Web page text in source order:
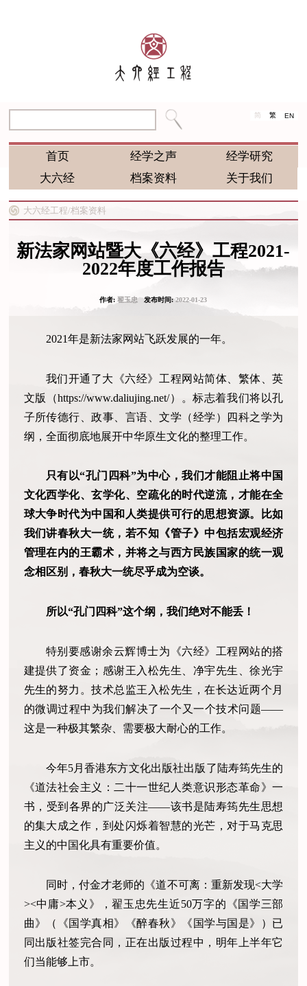
简 繁 EN
首页 经学之声
经学研究
大六经
档案资料 关于我们
大六经工程/档案资料
新法家网站暨大《六经》工程2021-
2022年度工作报告
作者:翟玉忠发布时间:2022-01-23
2021年是新法家网站飞跃发展的一年。
我们开通了大《六经》工程网站简体、繁体、英
文版（https://www.daliujing.net/）。标志着我们将以孔
子所传德行、政事、言语、文学（经学）四科之学为
纲，全面彻底地展开中华原生文化的整理工作。
只有以“孔门四科”为中心，我们才能阻止将中国
文化西学化、玄学化、空疏化的时代逆流，才能在全
球大争时代为中国和人类提供可行的思想资源。比如
我们讲春秋大一统，若不知《管子》中包括宏观经济
管理在内的王霸术，并将之与西方民族国家的统一观
念相区别，春秋大一统尽乎成为空谈。
所以“孔门四科”这个纲，我们绝对不能丢！
特别要感谢余云辉博士为《六经》工程网站的搭
建提供了资金；感谢王入松先生、净宇先生、徐光宇
先生的努力。技术总监王入松先生，在长达近两个月
的微调过程中为我们解决了一个又一个技术问题——
这是一种极其繁杂、需要极大耐心的工作。
今年5月香港东方文化出版社出版了陆寿筠先生的
《道法社会主义：二十一世纪人类意识形态革命》一
书，受到各界的广泛关注——该书是陆寿筠先生思想
的集大成之作，到处闪烁着智慧的光芒，对于马克思
主义的中国化具有重要价值。
同时，付金才老师的《道不可离：重新发现<大学
><中庸>本义》，翟玉忠先生近50万字的《国学三部
曲》（《国学真相》《醉春秋》《国学与国是》）已
同出版社签完合同，正在出版过程中，明年上半年它
们当能够上市。